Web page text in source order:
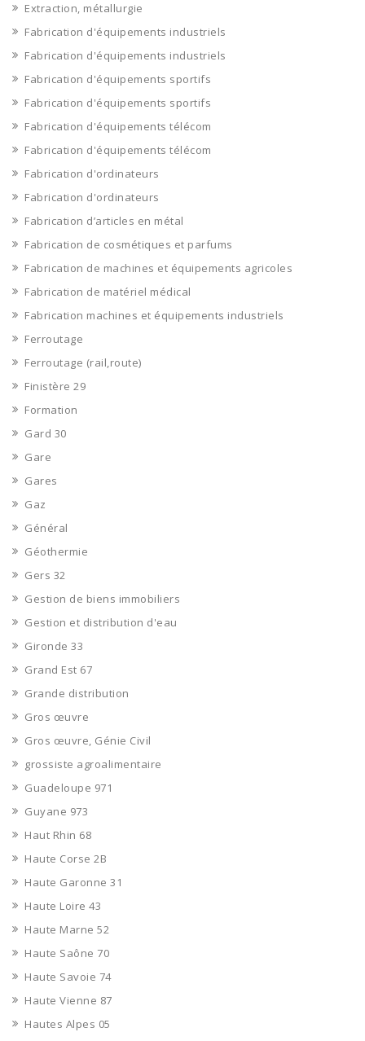
Extraction, métallurgie
Fabrication d'équipements industriels
Fabrication d'équipements industriels
Fabrication d'équipements sportifs
Fabrication d'équipements sportifs
Fabrication d'équipements télécom
Fabrication d'équipements télécom
Fabrication d'ordinateurs
Fabrication d'ordinateurs
Fabrication d’articles en métal
Fabrication de cosmétiques et parfums
Fabrication de machines et équipements agricoles
Fabrication de matériel médical
Fabrication machines et équipements industriels
Ferroutage
Ferroutage (rail,route)
Finistère 29
Formation
Gard 30
Gare
Gares
Gaz
Général
Géothermie
Gers 32
Gestion de biens immobiliers
Gestion et distribution d'eau
Gironde 33
Grand Est 67
Grande distribution
Gros œuvre
Gros œuvre, Génie Civil
grossiste agroalimentaire
Guadeloupe 971
Guyane 973
Haut Rhin 68
Haute Corse 2B
Haute Garonne 31
Haute Loire 43
Haute Marne 52
Haute Saône 70
Haute Savoie 74
Haute Vienne 87
Hautes Alpes 05